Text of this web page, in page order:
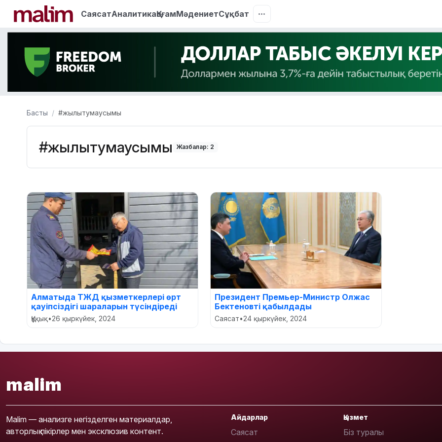
СаясатАналитикаҚоғамМәдениетСұқбат
Басты #жылытумаусымы
#жылытумаусымы Жазбалар: 2
Алматыда ТЖД қызметкерлері өрт
қауіпсіздігі шараларын түсіндіреді
Құқық•26 қыркүйек, 2024
Президент Премьер-Министр Олжас
Бектеновті қабылдады
Саясат•24 қыркүйек, 2024
malim
Malim — анализге негізделген материалдар,
авторлық пікірлер мен эксклюзив контент.
Айдарлар
Саясат
Қызмет
Біз туралы